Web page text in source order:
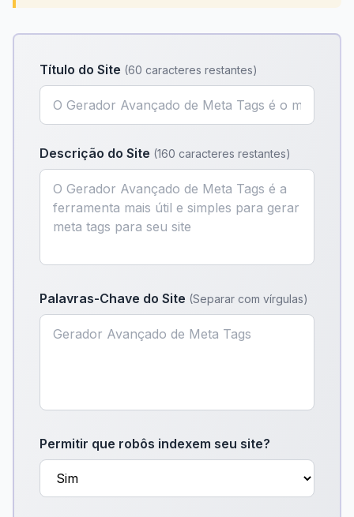
Título do Site (60 caracteres restantes)
Descrição do Site (160 caracteres restantes)
Palavras-Chave do Site (Separar com vírgulas)
Permitir que robôs indexem seu site?